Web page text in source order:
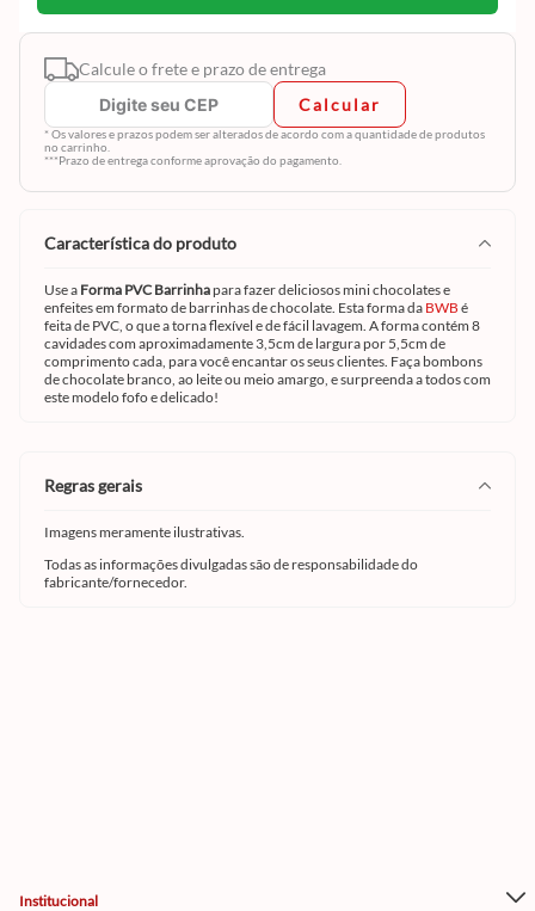
Calcule o frete e prazo de entrega
Calcular
* Os valores e prazos podem ser alterados de acordo com a quantidade de produtos
no carrinho.
***Prazo de entrega conforme aprovação do pagamento.
característica do produto
Use a Forma PVC Barrinhapara fazer deliciosos mini chocolates e
enfeites em formato de barrinhas de chocolate. Esta forma da BWB é
feita de PVC, o que a torna flexível e de fácil lavagem. A forma contém 8
cavidades com aproximadamente 3,5cm de largura por 5,5cm de
comprimento cada, para você encantar os seus clientes. Faça bombons
de chocolate branco, ao leite ou meio amargo, e surpreenda a todos com
este modelo fofo e delicado!
regras gerais
Imagens meramente ilustrativas.
Todas as informações divulgadas são de responsabilidade do
fabricante/fornecedor.
Institucional